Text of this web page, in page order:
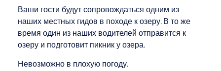
Ваши гости будут сопровождаться одним из
наших местных гидов в походе к озеру. В то же
время один из наших водителей отправится к
озеру и подготовит пикник у озера.
Невозможно в плохую погоду.